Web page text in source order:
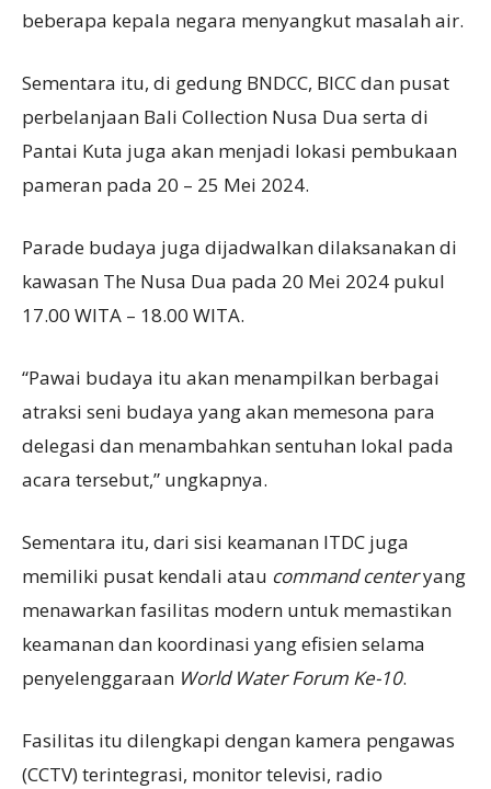
beberapa kepala negara menyangkut masalah air.
Sementara itu, di gedung BNDCC, BICC dan pusat
perbelanjaan Bali Collection Nusa Dua serta di
Pantai Kuta juga akan menjadi lokasi pembukaan
pameran pada 20 – 25 Mei 2024.
Parade budaya juga dijadwalkan dilaksanakan di
kawasan The Nusa Dua pada 20 Mei 2024 pukul
17.00 WITA – 18.00 WITA.
“Pawai budaya itu akan menampilkan berbagai
atraksi seni budaya yang akan memesona para
delegasi dan menambahkan sentuhan lokal pada
acara tersebut,” ungkapnya.
Sementara itu, dari sisi keamanan ITDC juga
memiliki pusat kendali atau command centeryang
menawarkan fasilitas modern untuk memastikan
keamanan dan koordinasi yang efisien selama
penyelenggaraan World Water Forum Ke-10.
Fasilitas itu dilengkapi dengan kamera pengawas
(CCTV) terintegrasi, monitor televisi, radio